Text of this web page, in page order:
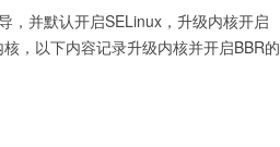
，并默认开启SELinux，升级内核开启
，以下内容记录升级内核并开启BBR的